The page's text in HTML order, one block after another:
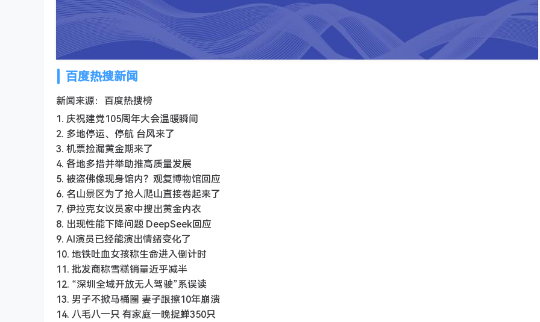
百度热搜新闻
新闻来源：百度热搜榜
1. 庆祝建党105周年大会温暖瞬间
2. 多地停运、停航 台风来了
3. 机票捡漏黄金期来了
4. 各地多措并举助推高质量发展
5. 被盗佛像现身馆内？观复博物馆回应
6. 名山景区为了抢人爬山直接卷起来了
7. 伊拉克女议员家中搜出黄金内衣
8. 出现性能下降问题 DeepSeek回应
9. AI演员已经能演出情绪变化了
10. 地铁吐血女孩称生命进入倒计时
11. 批发商称雪糕销量近乎减半
12. “深圳全域开放无人驾驶”系误读
13. 男子不掀马桶圈 妻子跟擦10年崩溃
14. 八毛八一只 有家庭一晚捉蝉350只